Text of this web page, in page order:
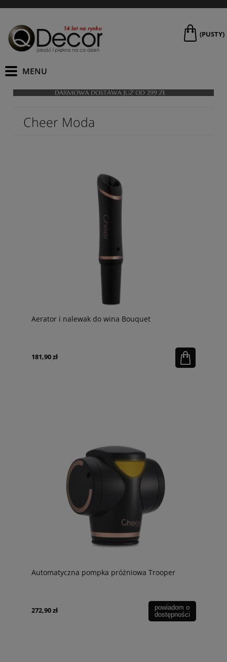
(PUSTY)
Cheer Moda
Aerator i nalewak do wina Bouquet
181,90 zł
Automatyczna pompka próżniowa Trooper
272,90 zł
powiadom o
dostępności